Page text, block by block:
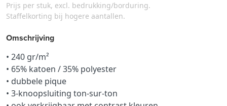
Prijs per stuk, excl. bedrukking/borduring.
Staffelkorting bij hogere aantallen.
Omschrijving
• 240 gr/m²
• 65% katoen / 35% polyester
• dubbele pique
• 3-knoopsluiting ton-sur-ton